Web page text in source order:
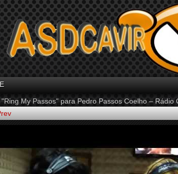
My Passos" para Pedro Passos Coelho – Rádio